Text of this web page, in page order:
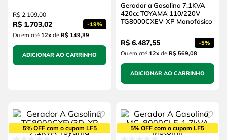
R$ 2.109,00
R$ 1.703,02 -19%
Ou em até 12xde R$ 149,39
ADICIONAR AO CARRINHO
Gerador a Gasolina 7,1KVA
420cc TOYAMA 110/220V
TG8000CXEV-XP Monofásico
R$ 6.487,55 -5%
Ou em até 12xde R$ 569,08
ADICIONAR AO CARRINHO
5% OFF com o cupom LF5 5% OFF com o cupom LF5